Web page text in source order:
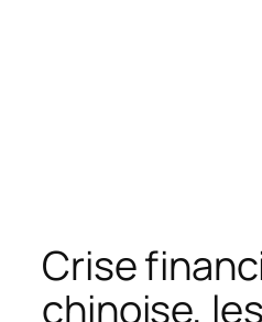
Crise
chinoise, les